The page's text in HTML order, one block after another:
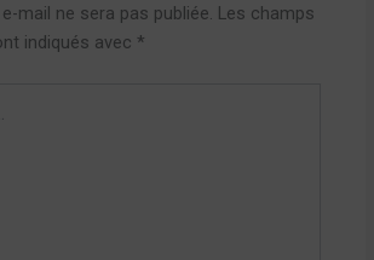
mail ne sera pas publiée. Les champs
indiqués avec *